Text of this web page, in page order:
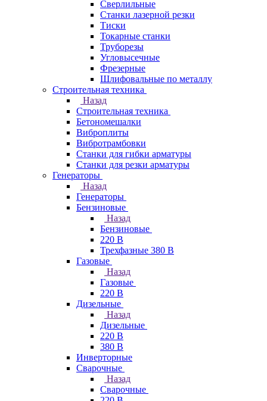
Сверлильные
Станки лазерной резки
Тиски
Токарные станки
Труборезы
Угловысечные
Фрезерные
Шлифовальные по металлу
Строительная техника
Назад
Строительная техника
Бетономешалки
Виброплиты
Вибротрамбовки
Станки для гибки арматуры
Станки для резки арматуры
Генераторы
Назад
Генераторы
Бензиновые
Назад
Бензиновые
220 В
Трехфазные 380 В
Газовые
Назад
Газовые
220 В
Дизельные
Назад
Дизельные
220 В
380 В
Инверторные
Сварочные
Назад
Сварочные